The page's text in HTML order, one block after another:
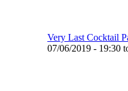
Very Last Cocktail
07/06/2019 - 19:30